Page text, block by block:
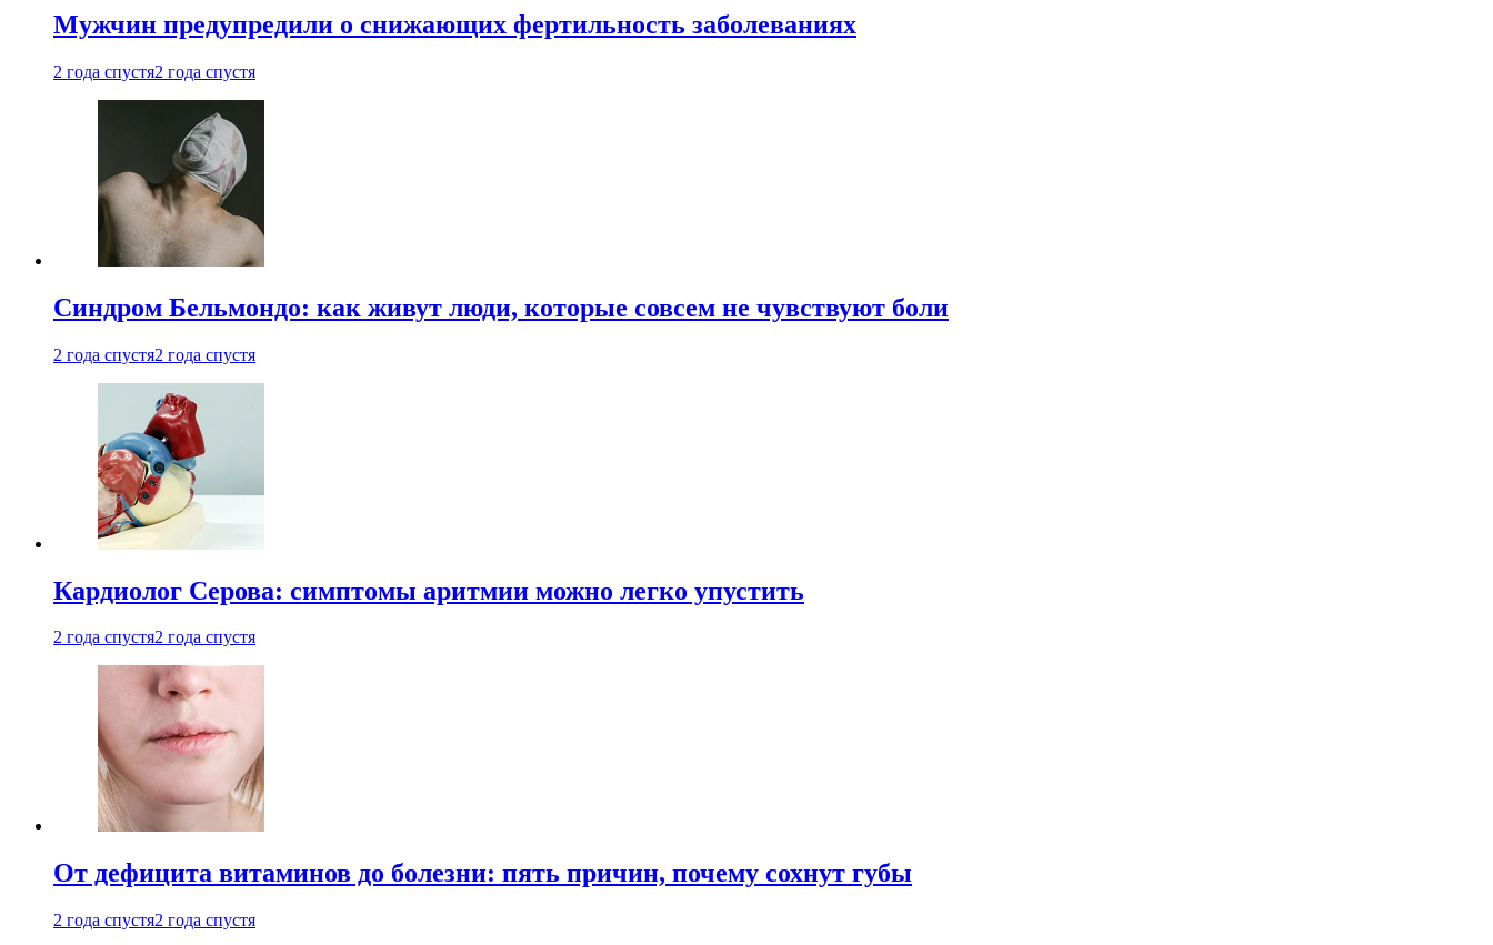
Мужчин предупредили о снижающих фертильность заболеваниях
2 года спустя2 года спустя
Синдром Бельмондо: как живут люди, которые совсем не чувствуют боли
2 года спустя2 года спустя
Кардиолог Серова: симптомы аритмии можно легко упустить
2 года спустя2 года спустя
От дефицита витаминов до болезни: пять причин, почему сохнут губы
2 года спустя2 года спустя